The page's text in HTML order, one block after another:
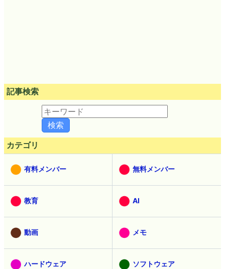
記事検索
カテゴリ
有料メンバー 無料メンバー
教育 AI
動画 メモ
ハードウェア ソフトウェア